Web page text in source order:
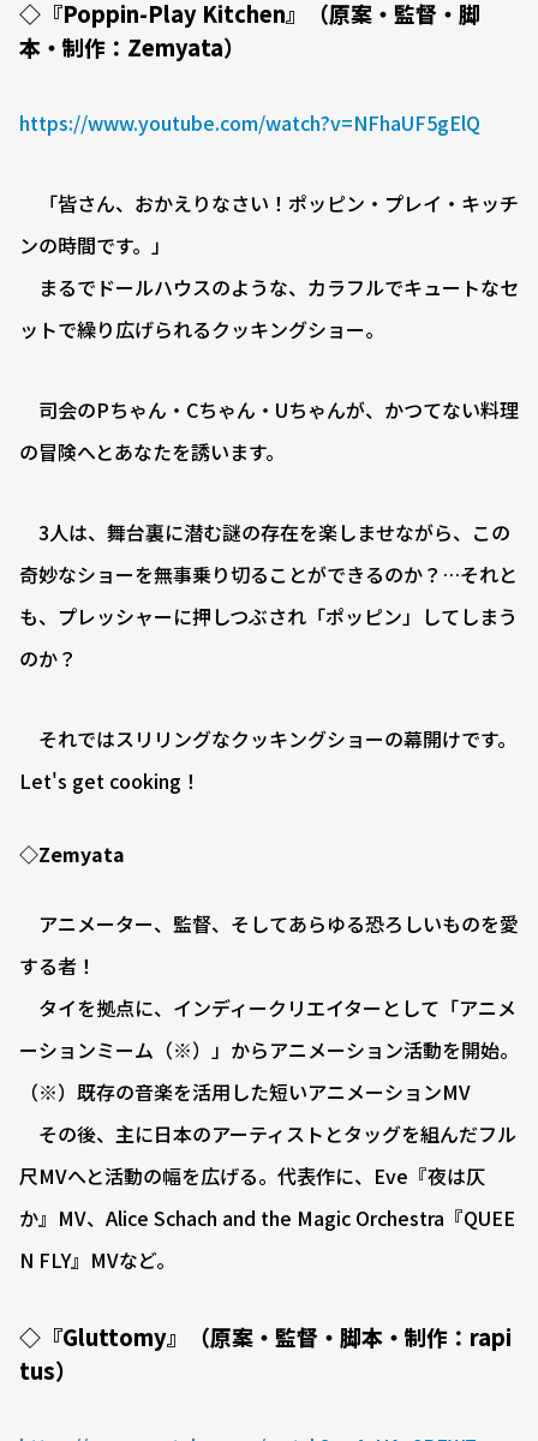
◇『Poppin-Play Kitchen』（原案・監督・脚
本・制作：Zemyata）
https://www.youtube.com/watch?v=NFhaUF5gElQ
「皆さん、おかえりなさい！ポッピン・プレイ・キッチ
ンの時間です。」
まるでドールハウスのような、カラフルでキュートなセ
ットで繰り広げられるクッキングショー。
司会のPちゃん・Cちゃん・Uちゃんが、かつてない料理
の冒険へとあなたを誘います。
3人は、舞台裏に潜む謎の存在を楽しませながら、この
奇妙なショーを無事乗り切ることができるのか？…それと
も、プレッシャーに押しつぶされ「ポッピン」してしまう
のか？
それではスリリングなクッキングショーの幕開けです。
Let's get cooking！
◇Zemyata
アニメーター、監督、そしてあらゆる恐ろしいものを愛
する者！
タイを拠点に、インディークリエイターとして「アニメ
ーションミーム（※）」からアニメーション活動を開始。
（※）既存の音楽を活用した短いアニメーションMV
その後、主に日本のアーティストとタッグを組んだフル
尺MVへと活動の幅を広げる。代表作に、Eve『夜は仄
か』MV、Alice Schach and the Magic Orchestra『QUEE
N FLY』MVなど。
◇『Gluttomy』（原案・監督・脚本・制作：rapi
tus）